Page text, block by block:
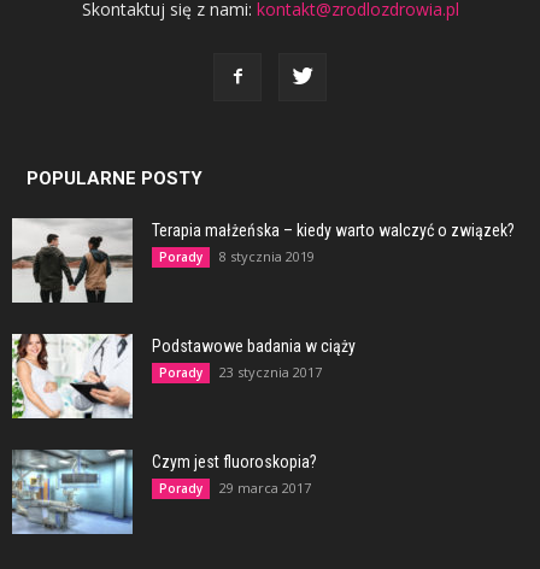
Skontaktuj się z nami: kontakt@zrodlozdrowia.pl
POPULARNE POSTY
Terapia małżeńska – kiedy warto walczyć o związek?
Porady 8 stycznia 2019
Podstawowe badania w ciąży
Porady 23 stycznia 2017
Czym jest fluoroskopia?
Porady 29 marca 2017